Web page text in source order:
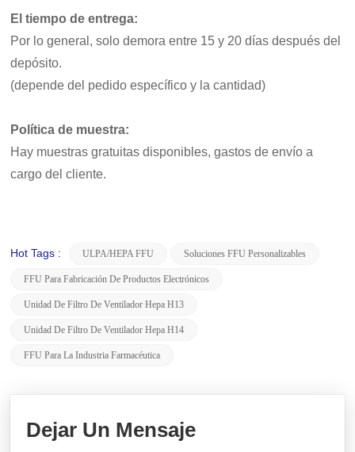
El tiempo de entrega:
Por lo general, solo demora entre 15 y 20 días después del
depósito.
(depende del pedido específico y la cantidad)
Política de muestra:
Hay muestras gratuitas disponibles, gastos de envío a
cargo del cliente.
Hot Tags : ULPA/HEPA FFU Soluciones FFU Personalizables
FFU Para Fabricación De Productos Electrónicos
Unidad De Filtro De Ventilador Hepa H13
Unidad De Filtro De Ventilador Hepa H14
FFU Para La Industria Farmacéutica
Dejar Un Mensaje